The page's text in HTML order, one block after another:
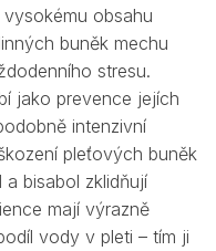
obsahu
buněk mechu
stresu.
jako prevence jejích
intenzivní
pleťových buněk
bisabol zklidňují
mají výrazně
vody v pleti – tím ji